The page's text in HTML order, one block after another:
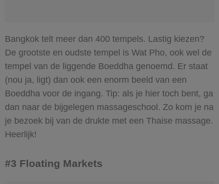
Bangkok telt meer dan 400 tempels. Lastig kiezen?
De grootste en oudste tempel is Wat Pho, ook wel de
tempel van de liggende Boeddha genoemd. Er staat
(nou ja, ligt) dan ook een enorm beeld van een
Boeddha voor de ingang. Tip: als je hier toch bent, ga
dan naar de bijgelegen massageschool. Zo kom je na
je bezoek bij van de drukte met een Thaise massage.
Heerlijk!
#3 Floating Markets